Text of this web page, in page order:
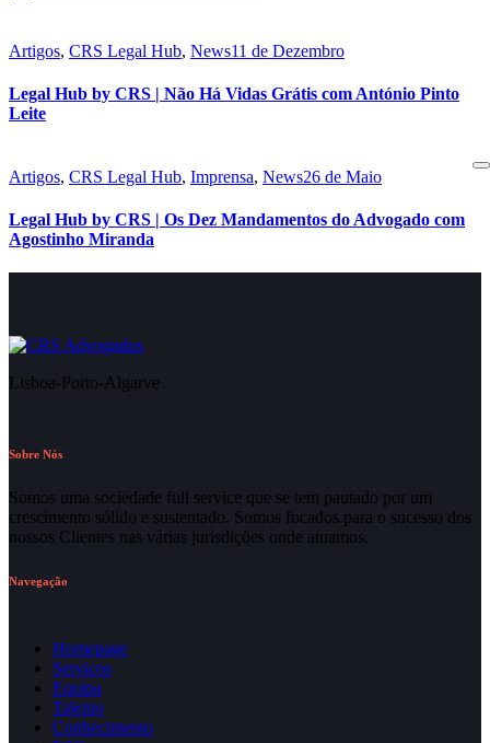
Artigos, CRS Legal Hub, News11 de Dezembro
Legal Hub by CRS | Não Há Vidas Grátis com António Pinto
Leite
Artigos, CRS Legal Hub, Imprensa, News26 de Maio
Legal Hub by CRS | Os Dez Mandamentos do Advogado com
Agostinho Miranda
Lisboa-Porto-Algarve
Sobre Nós
Somos uma sociedade full service que se tem pautado por um
crescimento sólido e sustentado. Somos focados para o sucesso dos
nossos Clientes nas várias jurisdições onde atuamos.
Navegação
Homepage
Serviços
Equipa
Talento
Conhecimento